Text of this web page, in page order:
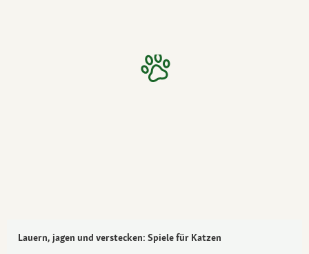
Lauern, jagen und verstecken: Spiele für Katzen